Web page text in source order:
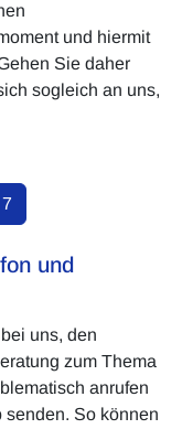
und hiermit
Sie daher
sogleich an uns,
und
uns, den
zum Thema
anrufen
So können